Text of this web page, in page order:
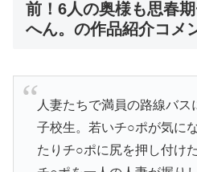
前！6人の奥様も思春
へん。の作品紹介コメ
人妻たちで満員の路線バ
子校生。若いチ○ポが気に
たりチ○ポに尻を押し付け